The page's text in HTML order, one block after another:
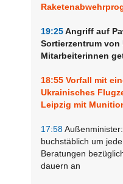
19:25Angriff auf
Sortierzentrum von
Mitarbeiterinnen
18:55 Vorfall mit
Ukrainisches
Leipzig mit
17:58
buchstäblich um
Beratungen
dauern an